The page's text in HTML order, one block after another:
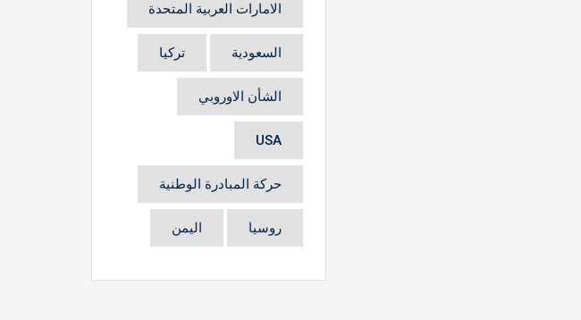
الامارات العربية المتحدة
السعودية تركيا
الشأن الاوروبي
USA
حركة المبادرة الوطنية
روسيا اليمن